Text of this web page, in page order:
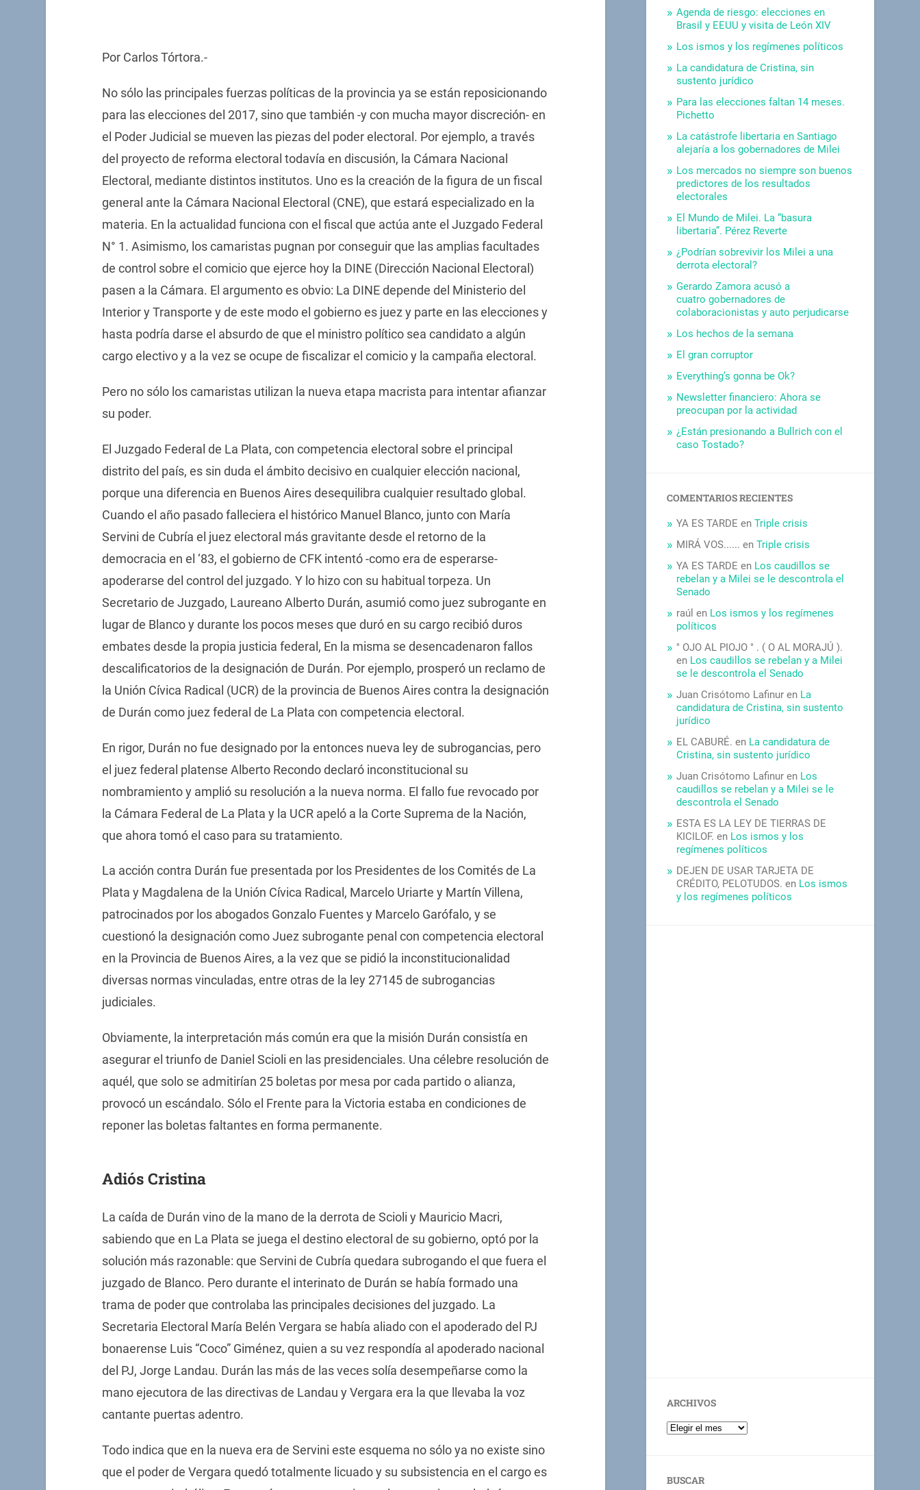
Por Carlos Tórtora.-
No sólo las principales fuerzas políticas de la provincia ya se están reposicionando
para las elecciones del 2017, sino que también -y con mucha mayor discreción- en
el Poder Judicial se mueven las piezas del poder electoral. Por ejemplo, a través
del proyecto de reforma electoral todavía en discusión, la Cámara Nacional
Electoral, mediante distintos institutos. Uno es la creación de la figura de un fiscal
general ante la Cámara Nacional Electoral (CNE), que estará especializado en la
materia. En la actualidad funciona con el fiscal que actúa ante el Juzgado Federal
N° 1. Asimismo, los camaristas pugnan por conseguir que las amplias facultades
de control sobre el comicio que ejerce hoy la DINE (Dirección Nacional Electoral)
pasen a la Cámara. El argumento es obvio: La DINE depende del Ministerio del
Interior y Transporte y de este modo el gobierno es juez y parte en las elecciones y
hasta podría darse el absurdo de que el ministro político sea candidato a algún
cargo electivo y a la vez se ocupe de fiscalizar el comicio y la campaña electoral.
Pero no sólo los camaristas utilizan la nueva etapa macrista para intentar afianzar
su poder.
El Juzgado Federal de La Plata, con competencia electoral sobre el principal
distrito del país, es sin duda el ámbito decisivo en cualquier elección nacional,
porque una diferencia en Buenos Aires desequilibra cualquier resultado global.
Cuando el año pasado falleciera el histórico Manuel Blanco, junto con María
Servini de Cubría el juez electoral más gravitante desde el retorno de la
democracia en el ‘83, el gobierno de CFK intentó -como era de esperarse-
apoderarse del control del juzgado. Y lo hizo con su habitual torpeza. Un
Secretario de Juzgado, Laureano Alberto Durán, asumió como juez subrogante en
lugar de Blanco y durante los pocos meses que duró en su cargo recibió duros
embates desde la propia justicia federal, En la misma se desencadenaron fallos
descalificatorios de la designación de Durán. Por ejemplo, prosperó un reclamo de
la Unión Cívica Radical (UCR) de la provincia de Buenos Aires contra la designación
de Durán como juez federal de La Plata con competencia electoral.
En rigor, Durán no fue designado por la entonces nueva ley de subrogancias, pero
el juez federal platense Alberto Recondo declaró inconstitucional su
nombramiento y amplió su resolución a la nueva norma. El fallo fue revocado por
la Cámara Federal de La Plata y la UCR apeló a la Corte Suprema de la Nación,
que ahora tomó el caso para su tratamiento.
La acción contra Durán fue presentada por los Presidentes de los Comités de La
Plata y Magdalena de la Unión Cívica Radical, Marcelo Uriarte y Martín Villena,
patrocinados por los abogados Gonzalo Fuentes y Marcelo Garófalo, y se
cuestionó la designación como Juez subrogante penal con competencia electoral
en la Provincia de Buenos Aires, a la vez que se pidió la inconstitucionalidad
diversas normas vinculadas, entre otras de la ley 27145 de subrogancias
judiciales.
Obviamente, la interpretación más común era que la misión Durán consistía en
asegurar el triunfo de Daniel Scioli en las presidenciales. Una célebre resolución de
aquél, que solo se admitirían 25 boletas por mesa por cada partido o alianza,
provocó un escándalo. Sólo el Frente para la Victoria estaba en condiciones de
reponer las boletas faltantes en forma permanente.
Adiós Cristina
La caída de Durán vino de la mano de la derrota de Scioli y Mauricio Macri,
sabiendo que en La Plata se juega el destino electoral de su gobierno, optó por la
solución más razonable: que Servini de Cubría quedara subrogando el que fuera el
juzgado de Blanco. Pero durante el interinato de Durán se había formado una
trama de poder que controlaba las principales decisiones del juzgado. La
Secretaria Electoral María Belén Vergara se había aliado con el apoderado del PJ
bonaerense Luis “Coco” Giménez, quien a su vez respondía al apoderado nacional
del PJ, Jorge Landau. Durán las más de las veces solía desempeñarse como la
mano ejecutora de las directivas de Landau y Vergara era la que llevaba la voz
cantante puertas adentro.
Todo indica que en la nueva era de Servini este esquema no sólo ya no existe sino
que el poder de Vergara quedó totalmente licuado y su subsistencia en el cargo es
Agenda de riesgo: elecciones en
Brasil y EEUU y visita de León XIV
Los ismos y los regímenes políticos
La candidatura de Cristina, sin
sustento jurídico
Para las elecciones faltan 14 meses.
Pichetto
La catástrofe libertaria en Santiago
alejaría a los gobernadores de Milei
Los mercados no siempre son buenos
predictores de los resultados
electorales
El Mundo de Milei. La “basura
libertaria”. Pérez Reverte
¿Podrían sobrevivir los Milei a una
derrota electoral?
Gerardo Zamora acusó a
cuatro gobernadores de
colaboracionistas y auto perjudicarse
Los hechos de la semana
El gran corruptor
Everything’s gonna be Ok?
Newsletter financiero: Ahora se
preocupan por la actividad
¿Están presionando a Bullrich con el
caso Tostado?
COMENTARIOS RECIENTES
YA ES TARDE enTriple crisis
MIRÁ VOS...... enTriple crisis
YA ES TARDE en Los caudillos se
rebelan y a Milei se le descontrola el
Senado
raúl en Los ismos y los regímenes
políticos
" OJO AL PIOJO " . ( O AL MORAJÚ ).
en Los caudillos se rebelan y a Milei
se le descontrola el Senado
Juan Crisótomo Lafinur en La
candidatura de Cristina, sin sustento
jurídico
EL CABURÉ. en La candidatura de
Cristina, sin sustento jurídico
Juan Crisótomo Lafinur en Los
caudillos se rebelan y a Milei se le
descontrola el Senado
ESTA ES LA LEY DE TIERRAS DE
KICILOF. en Los ismos y los
regímenes políticos
DEJEN DE USAR TARJETA DE
CRÉDITO, PELOTUDOS. en Los ismos
y los regímenes políticos
ARCHIVOS
BUSCAR